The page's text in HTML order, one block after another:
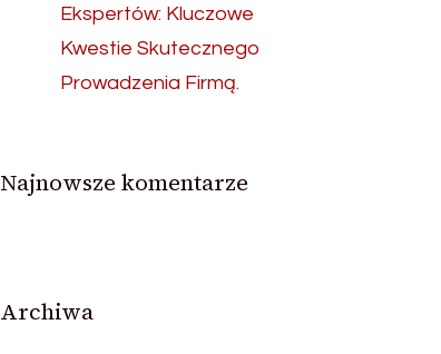
Ekspertów: Kluczowe
Kwestie Skutecznego
Prowadzenia Firmą.
Najnowsze komentarze
Archiwa